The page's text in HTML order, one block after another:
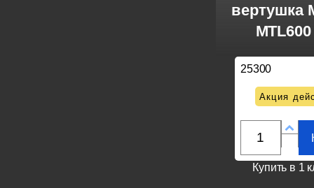
вертушка
25300
Акция
Купить в 1